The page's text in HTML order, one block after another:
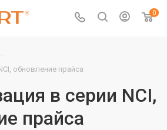
0
обновление прайса
в серии NCI,
прайса